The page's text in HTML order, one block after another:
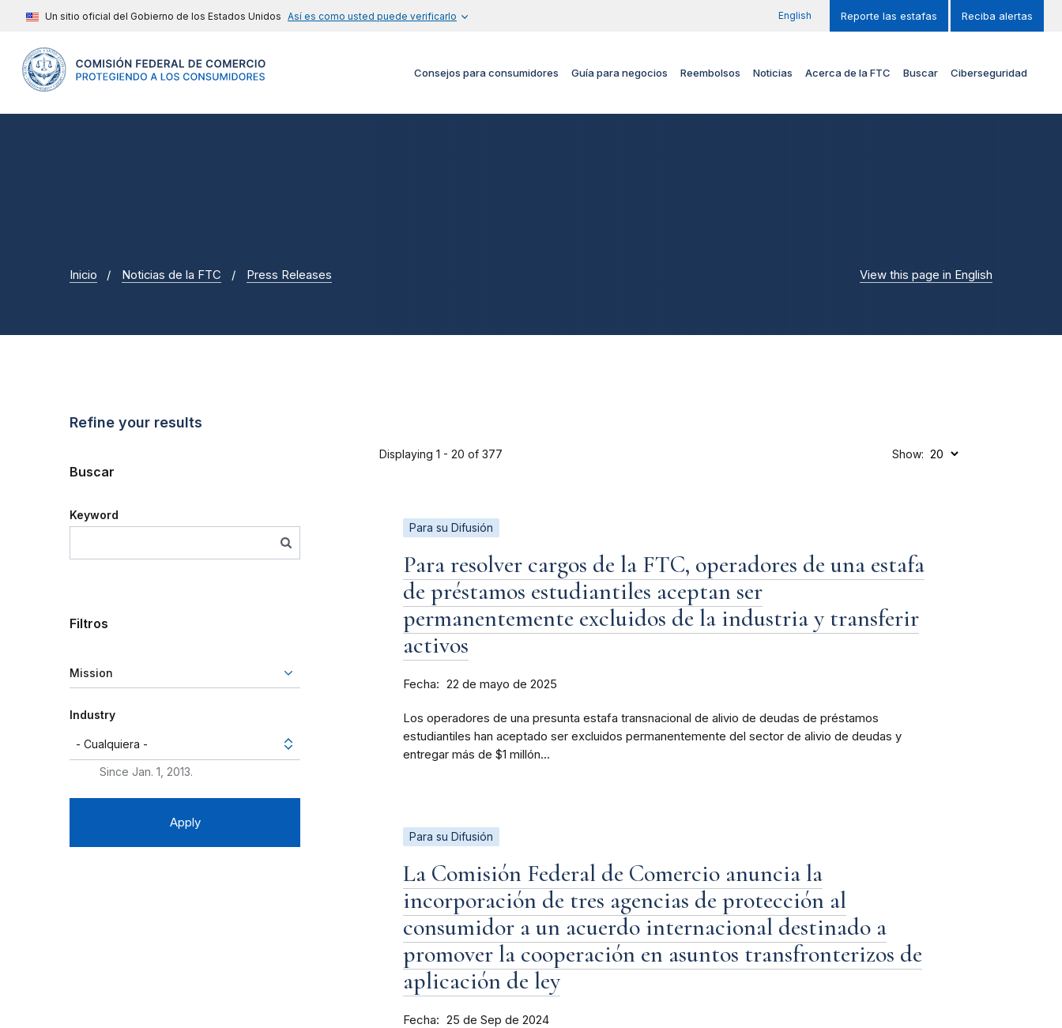
Un sitio oficial del Gobierno de los Estados Unidos Así es como usted puede verificarlo English Reporte las estafas Reciba alertas
Consejos para consumidores Guía para negocios Reembolsos Noticias Acerca de la FTC Buscar Ciberseguridad
Inicio Noticias de la FTC Press Releases View this page in English
Refine your results
Buscar
Keyword
Filtros
Mission
Industry
Since Jan. 1, 2013.
Displaying 1 - 20 of 377 Show:
Para su Difusión
Para resolver cargos de la FTC, operadores de una estafa
de préstamos estudiantiles aceptan ser
permanentemente excluidos de la industria y transferir
activos
Fecha 22 de mayo de 2025
Los operadores de una presunta estafa transnacional de alivio de deudas de préstamos
estudiantiles han aceptado ser excluidos permanentemente del sector de alivio de deudas y
entregar más de $1 millón...
Para su Difusión
La Comisión Federal de Comercio anuncia la
incorporación de tres agencias de protección al
consumidor a un acuerdo internacional destinado a
promover la cooperación en asuntos transfronterizos de
aplicación de ley
Fecha 25 de Sep de 2024